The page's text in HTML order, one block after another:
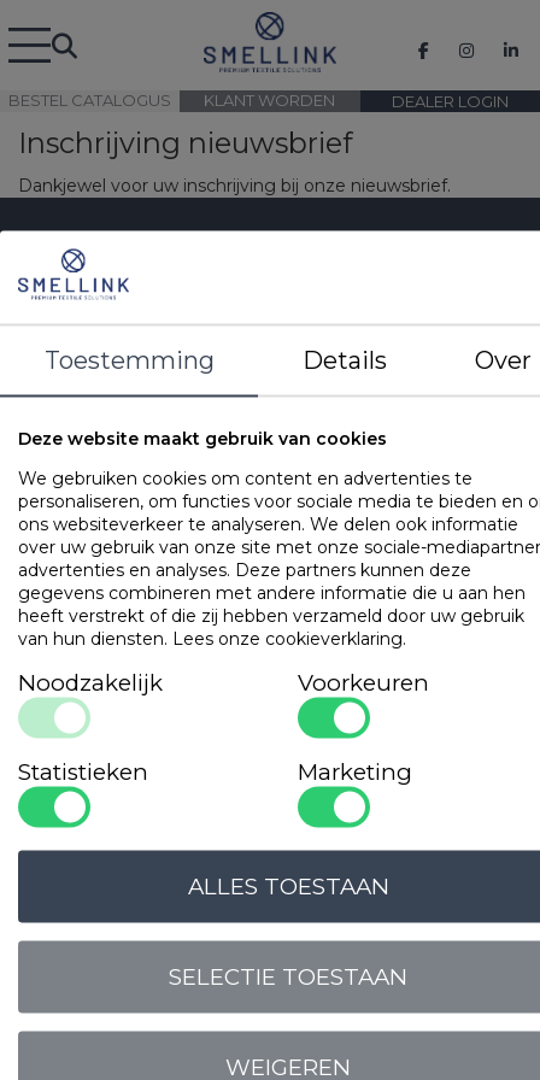
BESTEL CATALOGUS DEALER LOGIN
KLANT WORDEN
Inschrijving nieuwsbrief
Dankjewel voor uw inschrijving bij onze nieuwsbrief.
Smellink Group BV
De Dennen 13
The Netherlands
info@smellink.nl
Cookievoorkeuren opnieuw instellen
Veelgestelde vragen
Collecties
Retail
Hotel | Leisure
Productlijst downloaden
Productgroepen
Dekbedden
Hoofdkussens
Matrasbeschermers
Kussenbeschermers
Bedlinnen
Bad- en keukentextiel
Onze merken
Bonnanotte
Toestemming Details Over
Deze website maakt gebruik van cookies
We gebruiken cookies om content en advertenties te
personaliseren, om functies voor sociale media te bieden en
ons websiteverkeer te analyseren. We delen ook informatie
over uw gebruik van onze site met onze sociale-
advertenties en analyses. Deze partners kunnen deze
gegevens combineren met andere informatie die u aan hen
heeft verstrekt of die zij hebben verzameld door uw gebruik
van hun diensten. Lees onze cookieverklaring.
Noodzakelijk Voorkeuren
Statistieken Marketing
WEIGEREN
SELECTIE TOESTAAN
ALLES TOESTAAN